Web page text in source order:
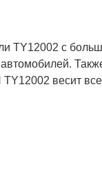
TY12002 с
весит